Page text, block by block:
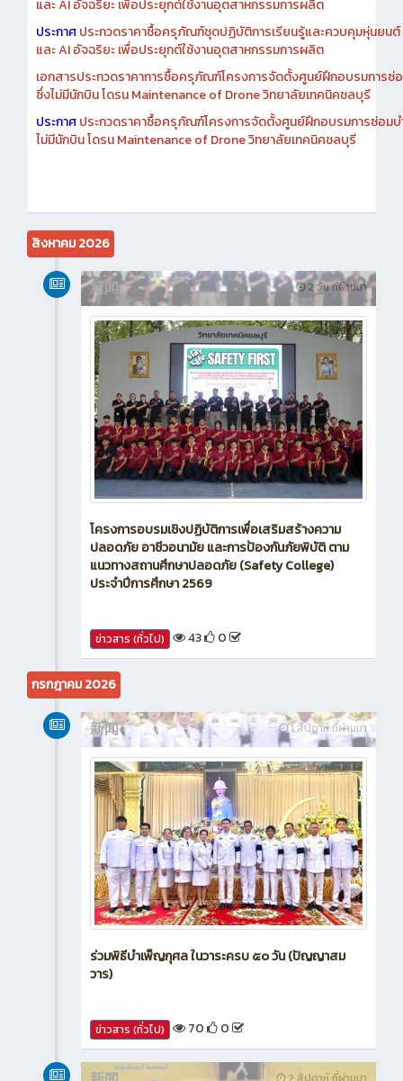
เอกสารประกวดราคาซื้อครุภัณฑ์ชุดปฏิบัติการเรียนรู้และควบคุมหุ่นยน
และ AI อัจฉริยะ เพื่อประยุกต์ใช้งานอุตสาหกรรมการผลิต
ประกาศประกวดราคาซื้อครุภัณฑ์ชุดปฏิบัติการเรียนรู้และควบคุมหุ่นยน
และ AI อัจฉริยะ เพื่อประยุกต์ใช้งานอุตสาหกรรมการผลิต
เอกสารประกวดราคาการซื้อครุภัณฑ์โครงการจัดตั้งศูนย์ฝึกอบรมการซ่
ซึ่งไม่มีนักบิน โดรน Maintenance of Drone วิทยาลัยเทคนิคชลบุรี
ประกาศประกวดราคาซื้อครุภัณฑ์โครงการจัดตั้งศูนย์ฝึกอบรมการซ่อมบ
สิงหาคม 2026
2 วัน ที่ผ่านมา
新闻
โครงการอบรมเชิงปฏิบัติการเพื่อเสริมสร้างความ
ปลอดภัย อาชีวอนามัย และการป้องกันภัยพิบัติ ตาม
แนวทางสถานศึกษาปลอดภัย (Safety College)
43 0
กรกฎาคม 2026
新闻
ร่วมพิธีบำเพ็ญกุศล ในวาระครบ ๕๐ วัน (ปัญญาสม
ข่าวสาร (ทั่วไป) 70 0